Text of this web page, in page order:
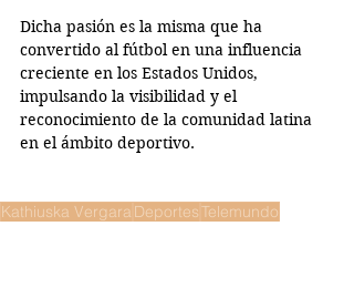
Dicha pasión es la misma que ha
convertido al fútbol en una influencia
creciente en los Estados Unidos,
impulsando la visibilidad y el
reconocimiento de la comunidad latina
en el ámbito deportivo.
Kathiuska Vergara DeportesTelemundo